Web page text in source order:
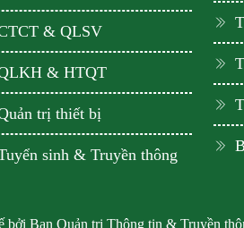
& QLSV
& HTQT
trị thiết bị
sinh & Truyền thông
Ban Quản trị Thông tin & Truyền